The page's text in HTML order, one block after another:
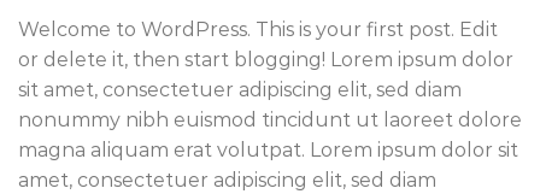
Welcome to WordPress. This is your first post. Edit
or delete it, then start blogging! Lorem ipsum dolor
sit amet, consectetuer adipiscing elit, sed diam
nonummy nibh euismod tincidunt ut laoreet dolore
magna aliquam erat volutpat. Lorem ipsum dolor sit
amet, consectetuer adipiscing elit, sed diam